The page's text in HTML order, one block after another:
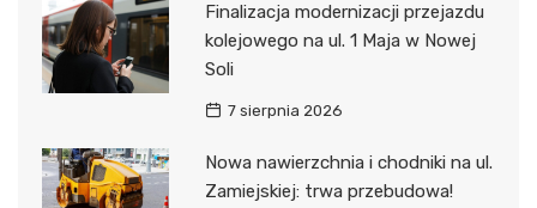
Finalizacja modernizacji przejazdu
kolejowego na ul. 1 Maja w Nowej
Soli
7 sierpnia 2026
Nowa nawierzchnia i chodniki na ul.
Zamiejskiej: trwa przebudowa!